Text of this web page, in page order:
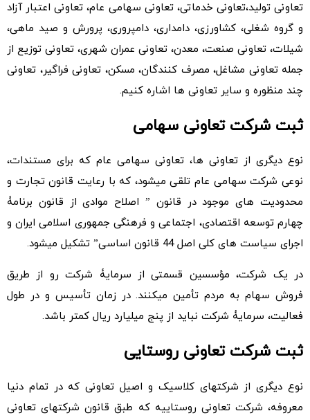
تعاونی­ تولید،تعاونی خدماتی، تعاونی سهامی عام، تعاونی اعتبار آزاد
و گروه شغلی، کشاورزی، دامداری، دامپروری، پرورش و صید ماهی،
شیلات، تعاونی صنعت، معدن، تعاونی عمران شهری، تعاونی توزیع از
جمله تعاونی مشاغل، مصرف­ کنندگان، مسکن، تعاونی فراگیر، تعاونی
چند منظوره و سایر تعاونی­ ها اشاره کنیم.
ثبت شرکت تعاونی سهامی
نوع دیگری از تعاونی ­ها، تعاونی سهامی عام که برای مستندات،
نوعی شرکت سهامی عام تلقی میشود، که با رعایت قانون تجارت و
محدودیت­ های موجود در قانون ” اصلاح موادی از قانون برنامۀ
چهارم توسعه اقتصادی، اجتماعی و فرهنگی جمهوری اسلامی ایران و
اجرای سیاست­ های کلی اصل 44 قانون اساسی” تشکیل میشود.
در یک شرکت، مؤسسین قسمتی از سرمایۀ شرکت رو از طریق
فروش سهام به مردم تأمین میکنند. در زمان تأسیس و در طول
فعالیت، سرمایۀ شرکت نباید از پنج میلیارد ریال کمتر باشد.
ثبت شرکت تعاونی روستایی
نوع دیگری از شرکت­های کلاسیک و اصیل تعاونی که در تمام دنیا
معروفه، شرکت تعاونی روستاییه که طبق قانون شرکت­های تعاونی